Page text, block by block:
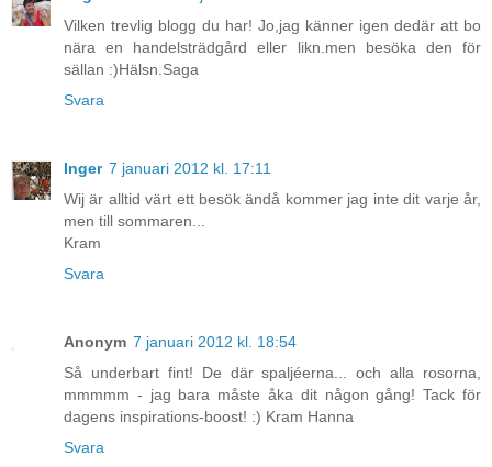
Vilken trevlig blogg du har! Jo,jag känner igen dedär att bo
nära en handelsträdgård eller likn.men besöka den för
sällan :)Hälsn.Saga
Svara
Inger 7 januari 2012 kl. 17:11
Wij är alltid värt ett besök ändå kommer jag inte dit varje år,
men till sommaren...
Kram
Svara
Anonym 7 januari 2012 kl. 18:54
Så underbart fint! De där spaljéerna... och alla rosorna,
mmmmm - jag bara måste åka dit någon gång! Tack för
dagens inspirations-boost! :) Kram Hanna
Svara